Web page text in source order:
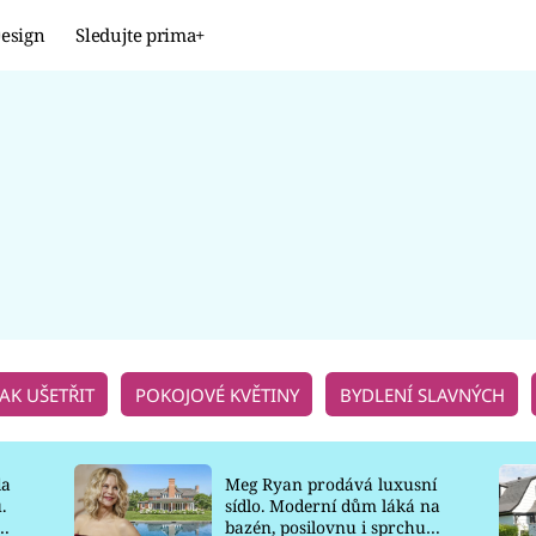
Sledujte prima+
UŠETŘIT POKOJOVÉ KVĚTINY BYDLENÍ SLAVNÝCH
Meg Ryan prodává luxusní
sídlo. Moderní dům láká na
bazén, posilovnu i sprchu